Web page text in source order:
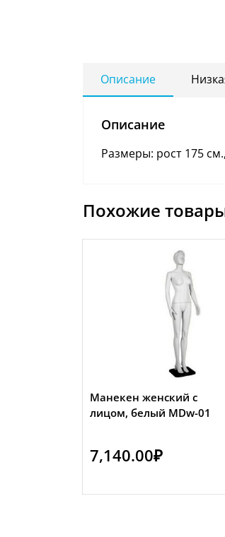
Описание
Описание
Размеры: рост 175
Похожие
Манекен женский с
лицом, белый MDw-01
7,140.00₽